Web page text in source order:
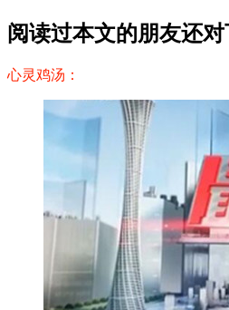
阅读过本文的朋友还
心灵鸡汤：